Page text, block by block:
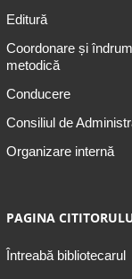
Editură
Coordonare și
metodică
Conducere
Consiliul de
Organizare internă
PAGINA
Întreabă bibliotecarul